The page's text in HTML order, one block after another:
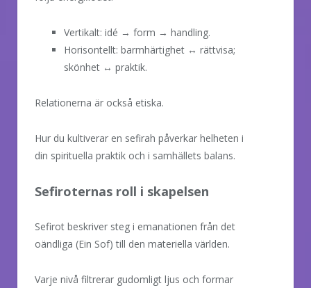
Vertikalt: idé → form → handling.
Horisontellt: barmhärtighet ↔ rättvisa;
skönhet ↔ praktik.
Relationerna är också etiska.
Hur du kultiverar en sefirah påverkar helheten i
din spirituella praktik och i samhällets balans.
Sefiroternas roll i skapelsen
Sefirot beskriver steg i emanationen från det
oändliga (Ein Sof) till den materiella världen.
Varje nivå filtrerar gudomligt ljus och formar